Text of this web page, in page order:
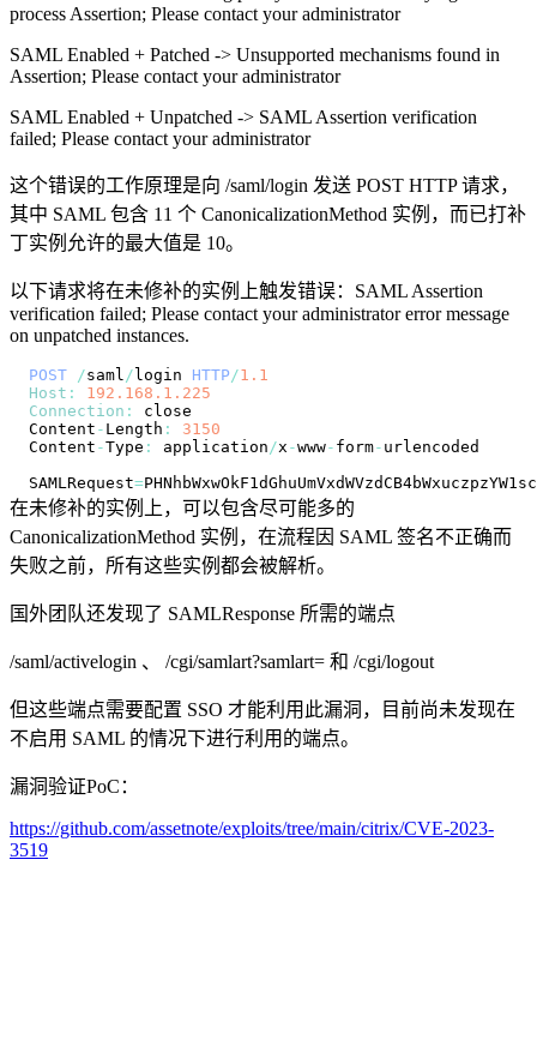
process Assertion; Please contact your administrator
SAML Enabled + Patched -> Unsupported mechanisms found in
Assertion; Please contact your administrator
SAML Enabled + Unpatched -> SAML Assertion verification
failed; Please contact your administrator
这个错误的工作原理是向 /saml/login 发送 POST HTTP 请求，
其中 SAML 包含 11 个 CanonicalizationMethod 实例，而已打补
丁实例允许的最大值是 10。
以下请求将在未修补的实例上触发错误：SAML Assertion
verification failed; Please contact your administrator error message
on unpatched instances.
POST /saml/ login HTTP/1.1
Host : 192.168 .1 .225
Connection :
Content - Length :
3150
Content -Type : application/x -www- form-
SAMLRequest=
在未修补的实例上，可以包含尽可能多的
CanonicalizationMethod 实例，在流程因 SAML 签名不正确而
失败之前，所有这些实例都会被解析。
国外团队还发现了 SAMLResponse 所需的端点
/saml/activelogin 、 /cgi/samlart?samlart= 和 /cgi/logout
但这些端点需要配置 SSO 才能利用此漏洞，目前尚未发现在
不启用 SAML 的情况下进行利用的端点。
漏洞验证PoC：
https://github.com/assetnote/exploits/tree/main/citrix/CVE-2023-
3519